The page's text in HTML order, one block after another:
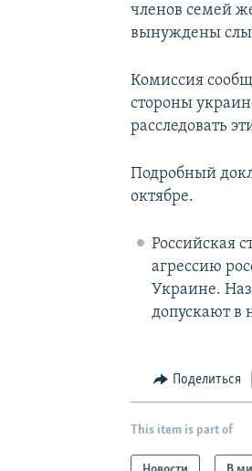
членов семей
вынуждены
Комиссия
стороны
расследовать
Подробный
октябре.
Российская
агрессию
Украине.
допускают в
Поделиться
This item is part of